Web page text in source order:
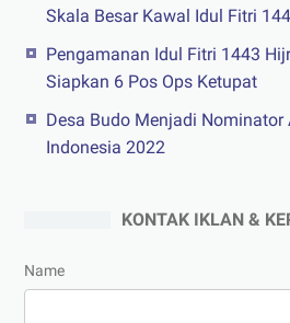
Skala Besar Kawal Idul Fitri
Pengamanan Idul Fitri 1443
Siapkan 6 Pos Ops Ketupat
Desa Budo Menjadi Nominator
Indonesia 2022
KONTAK IKLAN &
Name